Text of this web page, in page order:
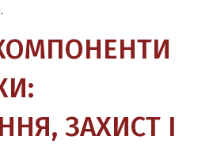
ЗАХИСТ І